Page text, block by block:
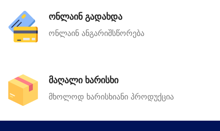
ონლაინ გადახდა
ონლაინ ანგარიშსწორება
მაღალი ხარისხი
მხოლოდ ხარისხიანი პროდუქცია